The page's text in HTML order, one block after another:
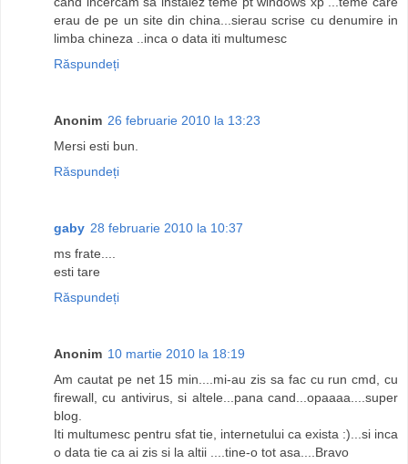
erau de pe un site din china...sierau scrise cu denumire in
limba chineza ..inca o data iti multumesc
Răspundeți
Anonim 26 februarie 2010 la 13:23
Mersi esti bun.
Răspundeți
gaby 28 februarie 2010 la 10:37
ms frate....
esti tare
Răspundeți
Anonim 10 martie 2010 la 18:19
Am cautat pe net 15 min....mi-au zis sa fac cu run cmd, cu
firewall, cu antivirus, si altele...pana cand...opaaaa....super
blog.
Iti multumesc pentru sfat tie, internetului ca exista :)...si inca
o data tie ca ai zis si la altii ....tine-o tot asa....Bravo